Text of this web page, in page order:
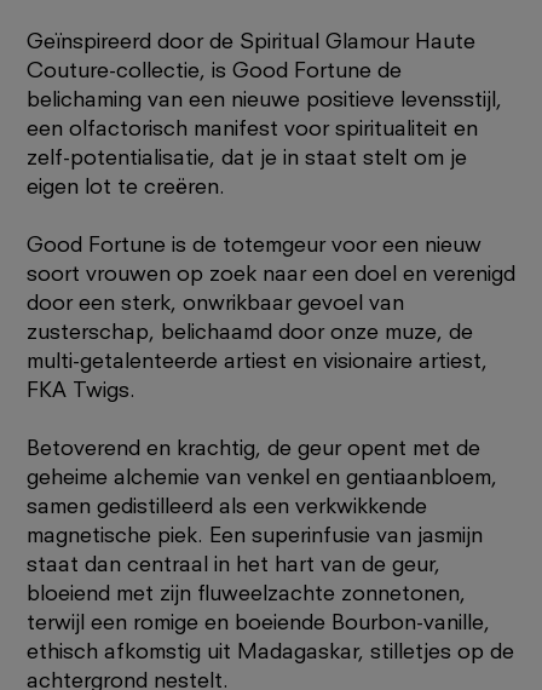
Geïnspireerd door de Spiritual Glamour Haute
Couture-collectie, is Good Fortune de
belichaming van een nieuwe positieve levensstijl,
een olfactorisch manifest voor spiritualiteit en
zelf-potentialisatie, dat je in staat stelt om je
eigen lot te creëren.
Good Fortune is de totemgeur voor een nieuw
soort vrouwen op zoek naar een doel en verenigd
door een sterk, onwrikbaar gevoel van
zusterschap, belichaamd door onze muze, de
multi-getalenteerde artiest en visionaire artiest,
FKA Twigs.
Betoverend en krachtig, de geur opent met de
geheime alchemie van venkel en gentiaanbloem,
samen gedistilleerd als een verkwikkende
magnetische piek. Een superinfusie van jasmijn
staat dan centraal in het hart van de geur,
bloeiend met zijn fluweelzachte zonnetonen,
terwijl een romige en boeiende Bourbon-vanille,
ethisch afkomstig uit Madagaskar, stilletjes op de
achtergrond nestelt.